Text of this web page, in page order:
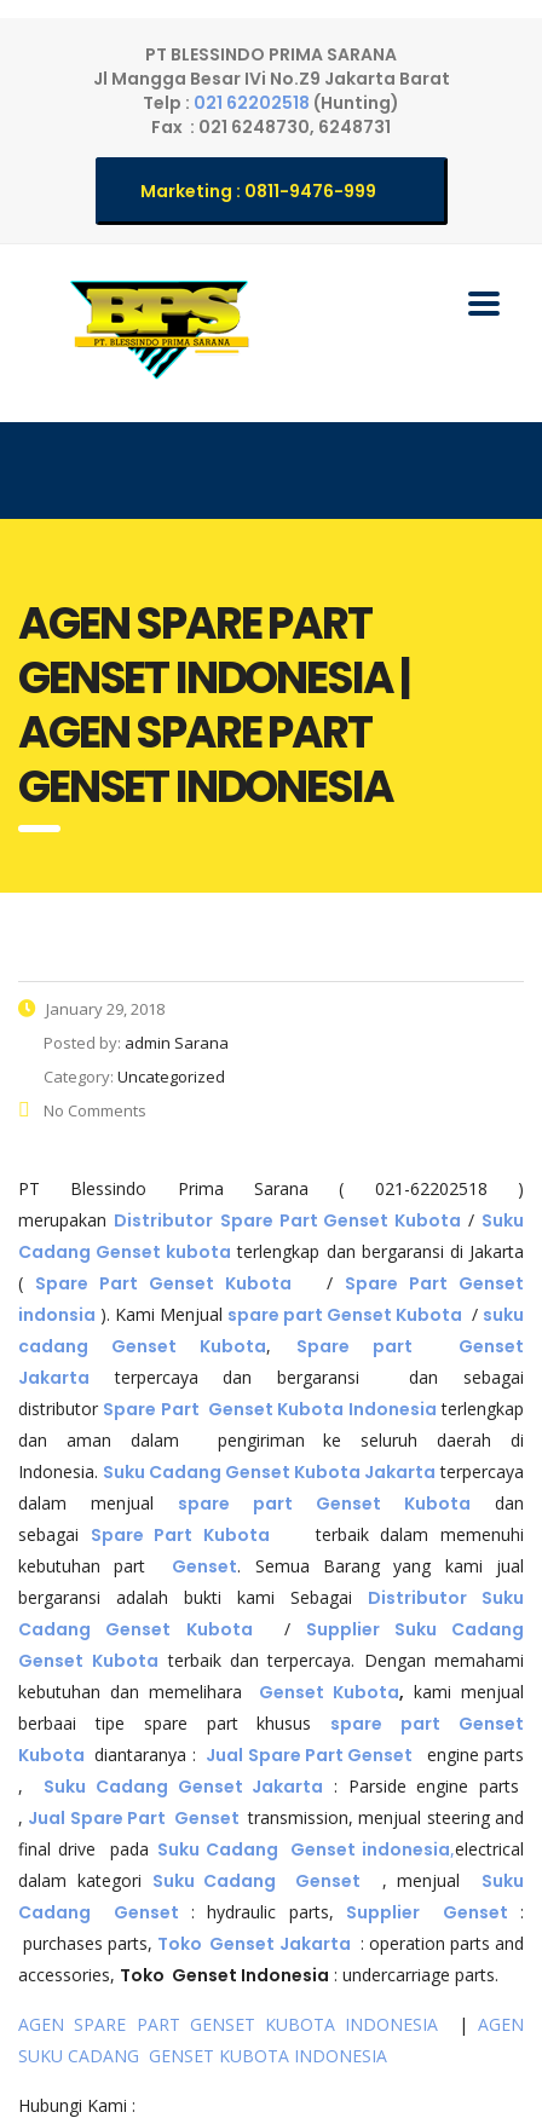
PT BLESSINDO PRIMA SARANA
Jl Mangga Besar IVi No.Z9 Jakarta Barat
Telp : 021 62202518 (Hunting)
Fax : 021 6248730, 6248731
Marketing : 0811-9476-999
AGEN SPARE PART
GENSET INDONESIA |
AGEN SPARE PART
GENSET INDONESIA
January 29, 2018
Posted by: admin Sarana
Category: Uncategorized
No Comments
PT Blessindo Prima Sarana ( 021-62202518 )
merupakan Distributor Spare Part Genset Kubota / Suku
Cadang Genset kubota terlengkap dan bergaransi di Jakarta
( Spare Part Genset Kubota / Spare Part Genset
indonsia ). Kami Menjual spare part Genset Kubota / suku
cadang Genset Kubota, Spare part Genset
Jakarta terpercaya dan bergaransi dan sebagai
distributor Spare Part Genset Kubota Indonesia terlengkap
dan aman dalam pengiriman ke seluruh daerah di
Indonesia. Suku Cadang Genset Kubota Jakarta terpercaya
dalam menjual spare part Genset Kubota dan
sebagai Spare Part Kubota
terbaik dalam memenuhi
kebutuhan part
Genset. Semua Barang yang kami jual
bergaransi adalah bukti kami Sebagai Distributor Suku
Cadang Genset
Kubota /
Supplier Suku Cadang
Genset Kubota terbaik dan terpercaya. Dengan memahami
kebutuhan dan memelihara
Genset Kubota, kami menjual
berbaai tipe spare part khusus spare part Genset
Kubota diantaranya : Jual Spare Part Genset
engine parts
, Suku Cadang Genset Jakarta : Parside engine parts
, Jual Spare Part Genset transmission, menjual steering and
final drive pada Suku Cadang Genset indonesia,electrical
dalam kategori Suku Cadang Genset , menjual Suku
Cadang Genset : hydraulic parts, Supplier Genset :
purchases parts, Toko Genset Jakarta : operation parts and
accessories, Toko Genset Indonesia : undercarriage parts.
AGEN SPARE PART GENSET KUBOTA INDONESIA | AGEN
SUKU CADANG GENSET KUBOTA INDONESIA
Hubungi Kami :